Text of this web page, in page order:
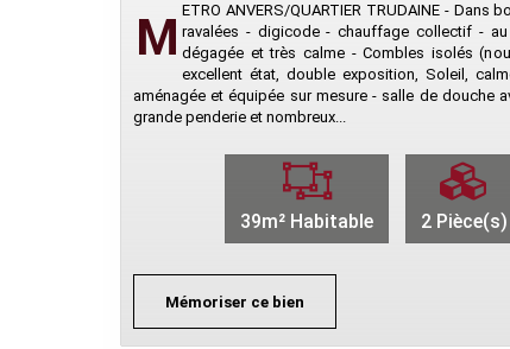
M ETRO ANVERS/QUARTIER TRUDAINE -
ravalées - digicode - chauffage collectif -
dégagée et très calme - Combles isolés
excellent état, double exposition, Soleil,
aménagée et équipée sur mesure - salle de douche
grande penderie et nombreux...
39m² Habitable 2 Pièce(s)
Mémoriser ce bien